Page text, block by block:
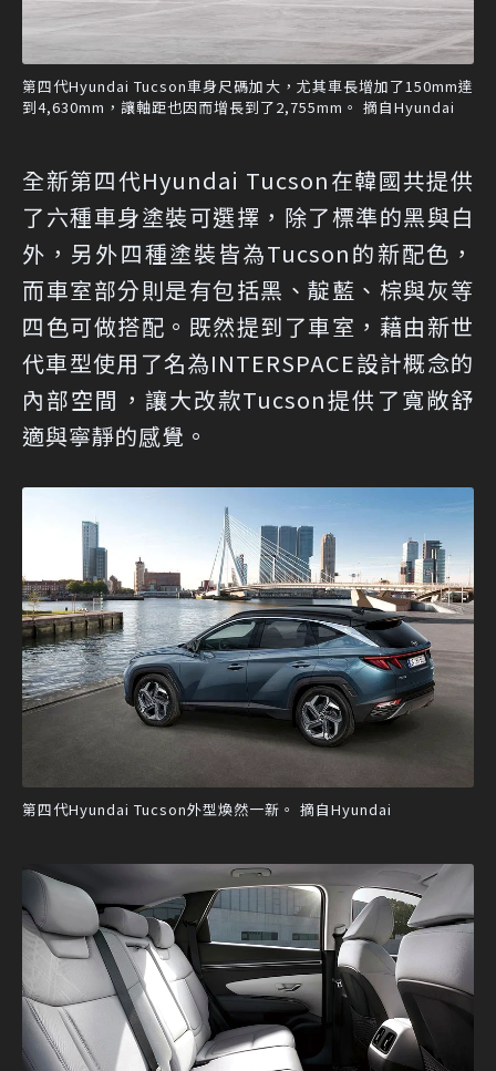
第四代Hyundai Tucson車身尺碼加大，尤其車長增加了150mm達
到4,630mm，讓軸距也因而增長到了2,755mm。 摘自Hyundai
全新第四代Hyundai Tucson在韓國共提供
了六種車身塗裝可選擇，除了標準的黑與白
外，另外四種塗裝皆為Tucson的新配色，
而車室部分則是有包括黑、靛藍、棕與灰等
四色可做搭配。既然提到了車室，藉由新世
代車型使用了名為INTERSPACE設計概念的
內部空間，讓大改款Tucson提供了寬敞舒
適與寧靜的感覺。
第四代Hyundai Tucson外型煥然一新。 摘自Hyundai